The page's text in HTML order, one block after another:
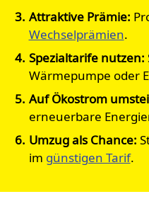
Attraktive Prämie:
Wechselprämien.
Spezialtarife nutzen:
Wärmepumpe oder
Auf Ökostrom
erneuerbare
Umzug als Chance:
im günstigen Tarif.